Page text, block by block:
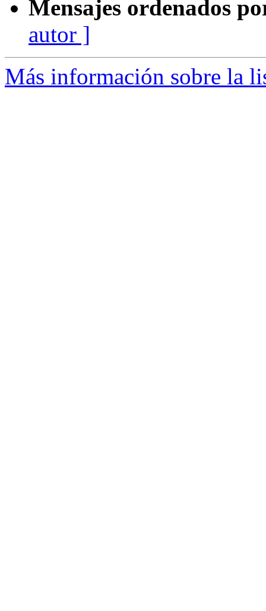
Mensajes ordenados
autor ]
Más información sobre la